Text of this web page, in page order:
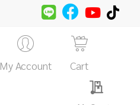
My Account Cart